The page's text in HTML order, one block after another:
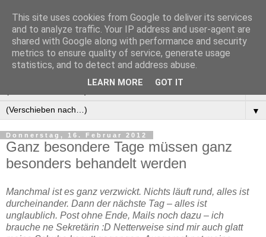
Manus Testwelt, alles
außer langweilig
▼
Donnerstag, 16. Februar 2012
Ganz besondere Tage müssen ganz
besonders behandelt werden
Manchmal ist es ganz verzwickt. Nichts läuft rund, alles ist
durcheinander. Dann der nächste Tag – alles ist
unglaublich. Post ohne Ende, Mails noch dazu – ich
brauche ne Sekretärin :D Netterweise sind mir auch glatt
This site uses cookies from Google to deliver its services
and to analyze traffic. Your IP address and user-agent are
shared with Google along with performance and security
metrics to ensure quality of service, generate usage
statistics, and to detect and address abuse.
LEARN MORE GOT IT